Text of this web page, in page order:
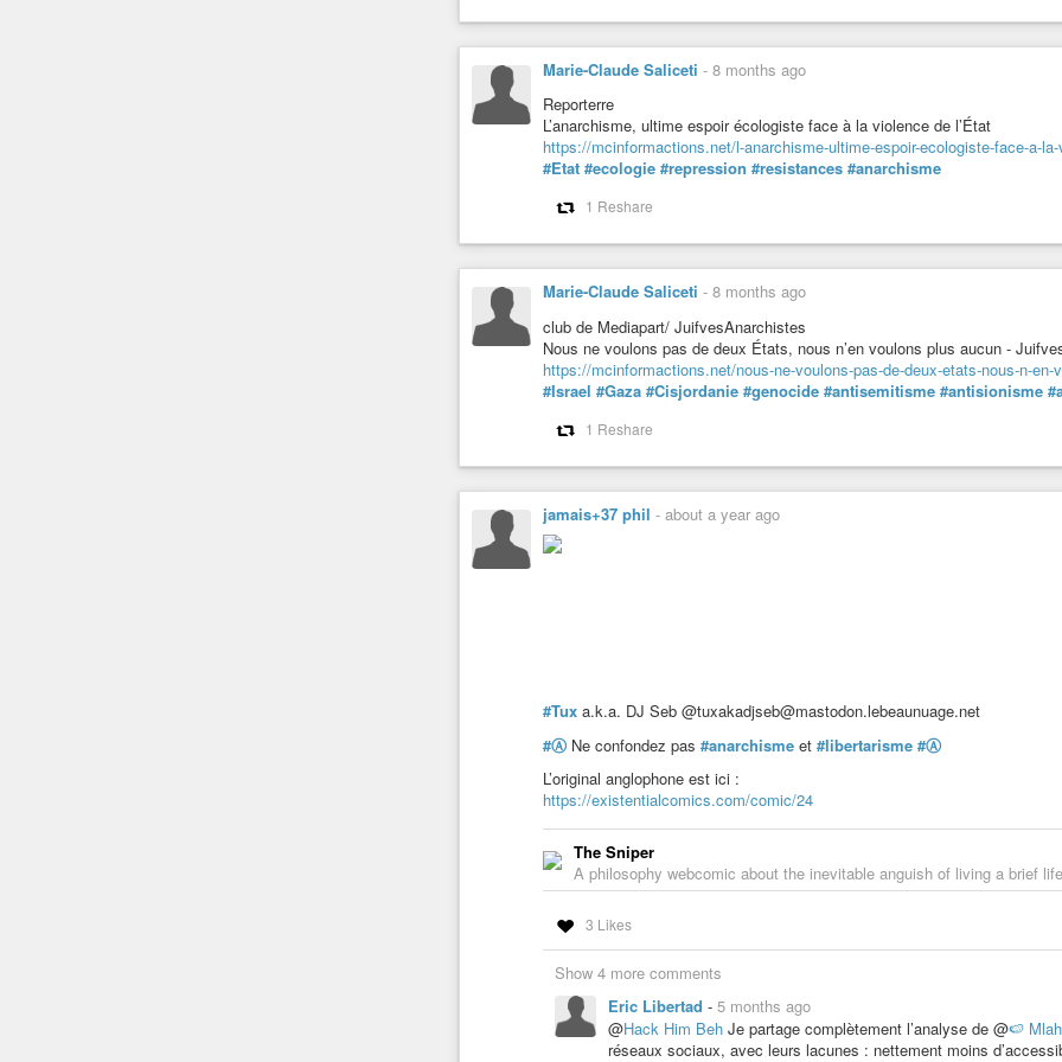
📍 Verdon-sur-Mer
Le 29 novembre, à la dernière manifestation «On n’avait pas vu ça
❤️Faire un don
Ce combat dépasse Verdon-sur-Mer. La lutte contre Pure Salmon a déjà
Mer (Pas-de-Calais). Mobilisons-nous maintenant : les fermes-usines de
#usine #fermeusine
#surproduction #capitalisme #communisme #anarchisme #commune
#méga-ferme #industrie #industriel #catastrophe #écologie #pollution
#singapour #agir #action #soutien #aquaculture
#méga-ferme #industrie #industriel #catastrophe
#singapour #agir #action #soutien
Marie-Claude Saliceti - 8 months ago
Reporterre
L’anarchisme, ultime espoir écologiste face à la violence de l’État
https://mcinformactions.net/l-anarchisme-ultime-espoir-ecologiste-face-a-
#Etat #ecologie #repression #resistances #anarchisme
1 Reshare
Marie-Claude Saliceti - 8 months ago
club de Mediapart/ JuifvesAnarchistes
Nous ne voulons pas de deux États, nous n’en voulons plus aucun -
https://mcinformactions.net/nous-ne-voulons-pas-de-deux-etats-nous-n-en-
#Israel #Gaza #Cisjordanie #genocide #antisemitisme #antisionisme
1 Reshare
jamais+37 phil - about a year ago
#Tux a.k.a. DJ Seb @tuxakadjseb@mastodon.lebeaunuage.net
#Ⓐ Ne confondez pas #anarchisme et #libertarisme #Ⓐ
L’original anglophone est ici :
https://existentialcomics.com/comic/24
The Sniper
A philosophy webcomic about the inevitable anguish of living a brief
3 Likes
Show 4 more comments
Eric Libertad - 5 months ago
@Hack Him Beh Je partage complètement l’analyse de @🍉
réseaux sociaux, avec leurs lacunes : nettement moins